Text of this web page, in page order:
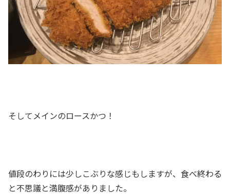
そしてメインのロースかつ！
値段のわりには少しこぶりな感じもしますが、食べ終わる
と不思議と満腹感がありました。